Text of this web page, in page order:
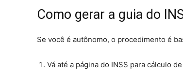
Como gerar a guia do
Se você é autônomo, o procedimento é
Vá até a página do INSS para cálculo de